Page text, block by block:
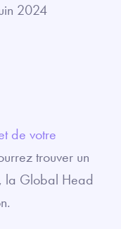
2024
de votre
trouver un
la Global Head